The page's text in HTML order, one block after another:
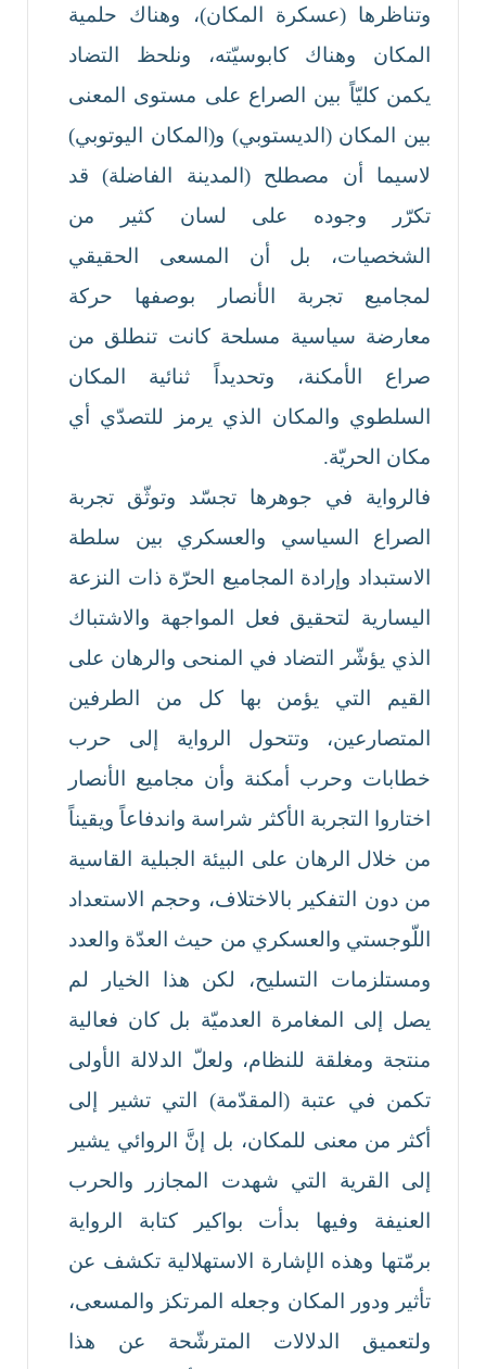
وتناظرها (عسكرة المكان)، وهناك حلمية
المكان وهناك كابوسيّته، ونلحظ التضاد
يكمن كليّاً بين الصراع على مستوى المعنى
بين المكان (الديستوبي) و(المكان اليوتوبي)
لاسيما أن مصطلح (المدينة الفاضلة) قد
تكرّر وجوده على لسان كثير من
الشخصيات، بل أن المسعى الحقيقي
لمجاميع تجربة الأنصار بوصفها حركة
معارضة سياسية مسلحة كانت تنطلق من
صراع الأمكنة، وتحديداً ثنائية المكان
السلطوي والمكان الذي يرمز للتصدّي أي
مكان الحريّة.
فالرواية في جوهرها تجسّد وتوثّق تجربة
الصراع السياسي والعسكري بين سلطة
الاستبداد وإرادة المجاميع الحرّة ذات النزعة
اليسارية لتحقيق فعل المواجهة والاشتباك
الذي يؤشّر التضاد في المنحى والرهان على
القيم التي يؤمن بها كل من الطرفين
المتصارعين، وتتحول الرواية إلى حرب
خطابات وحرب أمكنة وأن مجاميع الأنصار
اختاروا التجربة الأكثر شراسة واندفاعاً ويقيناً
من خلال الرهان على البيئة الجبلية القاسية
من دون التفكير بالاختلاف، وحجم الاستعداد
اللّوجستي والعسكري من حيث العدّة والعدد
ومستلزمات التسليح، لكن هذا الخيار لم
يصل إلى المغامرة العدميّة بل كان فعالية
منتجة ومغلقة للنظام، ولعلّ الدلالة الأولى
تكمن في عتبة (المقدّمة) التي تشير إلى
أكثر من معنى للمكان، بل إنَّ الروائي يشير
إلى القرية التي شهدت المجازر والحرب
العنيفة وفيها بدأت بواكير كتابة الرواية
برمّتها وهذه الإشارة الاستهلالية تكشف عن
تأثير ودور المكان وجعله المرتكز والمسعى،
ولتعميق الدلالات المترشّحة عن هذا